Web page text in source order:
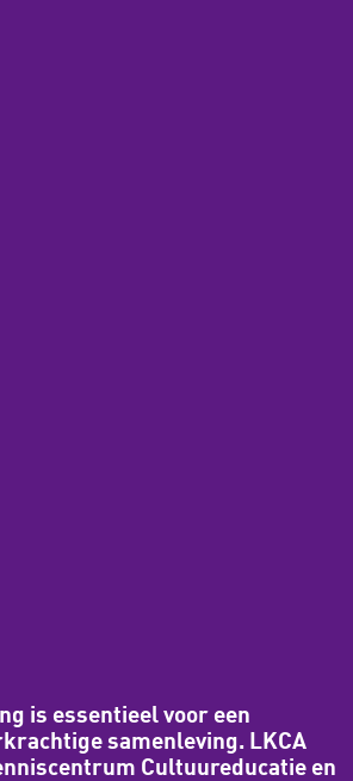
is essentieel voor een
samenleving. LKCA
Cultuureducatie en